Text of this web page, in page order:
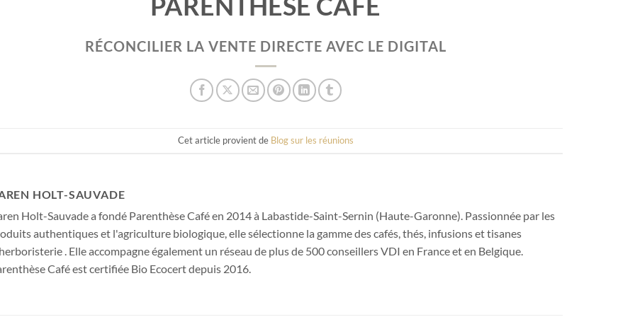
RÉCONCILIER LA VENTE DIRECTE AVEC LE DIGITAL
Cet article provient de Blog sur les réunions
HOLT-SAUVADE
Holt-Sauvade a fondé Parenthèse Café en 2014 à Labastide-Saint-Sernin (Haute-Garonne). Passionnée par les
authentiques et l'agriculture biologique, elle sélectionne la gamme des cafés, thés, infusions et tisanes
. Elle accompagne également un réseau de plus de 500 conseillers VDI en France et en Belgique.
Café est certifiée Bio Ecocert depuis 2016.